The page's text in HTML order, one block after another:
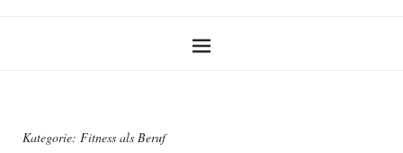
Kategorie: Fitness als Beruf